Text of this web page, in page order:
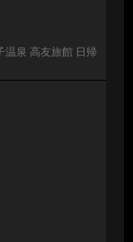
温泉 高友旅館 日帰